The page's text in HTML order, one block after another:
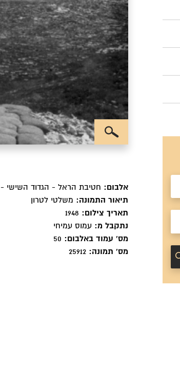
אלבום: חטיבת הראל - הגדוד השישי - 2 - גדוד ירושלים
תיאור התמונה: משלטי לטרון
תאריך צילום:
נתקבל מ: עמוס עמיחי
מס' עמוד באלבום:
מס' תמונה: